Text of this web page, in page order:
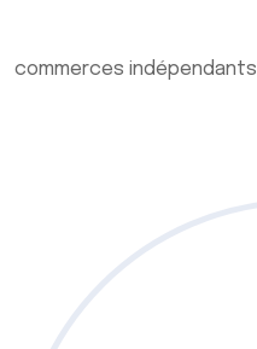
commerces indépendants